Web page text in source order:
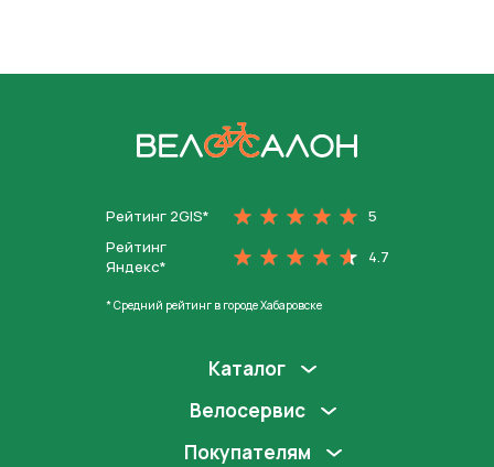
Рейтинг 2GIS*
5
Рейтинг
Яндекс*
4.7
* Средний рейтинг в городе Хабаровске
Каталог
Велосервис
Покупателям